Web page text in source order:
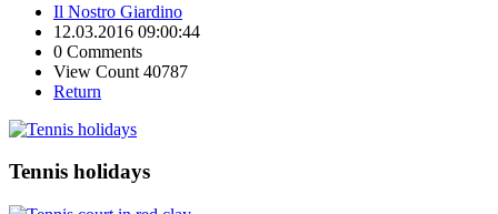
Il Nostro Giardino
12.03.2016 09:00:44
0 Comments
View Count 40787
Return
Tennis holidays